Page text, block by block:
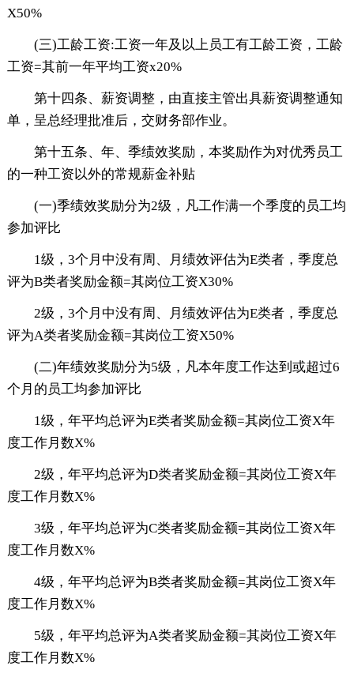
X50%
(三)工龄工资:工资一年及以上员工有工龄工资，工龄
工资=其前一年平均工资x20%
第十四条、薪资调整，由直接主管出具薪资调整通知
单，呈总经理批准后，交财务部作业。
第十五条、年、季绩效奖励，本奖励作为对优秀员工
的一种工资以外的常规薪金补贴
(一)季绩效奖励分为2级，凡工作满一个季度的员工均
参加评比
1级，3个月中没有周、月绩效评估为E类者，季度总
评为B类者奖励金额=其岗位工资X30%
2级，3个月中没有周、月绩效评估为E类者，季度总
评为A类者奖励金额=其岗位工资X50%
(二)年绩效奖励分为5级，凡本年度工作达到或超过6
个月的员工均参加评比
1级，年平均总评为E类者奖励金额=其岗位工资X年
度工作月数X%
2级，年平均总评为D类者奖励金额=其岗位工资X年
度工作月数X%
3级，年平均总评为C类者奖励金额=其岗位工资X年
度工作月数X%
4级，年平均总评为B类者奖励金额=其岗位工资X年
度工作月数X%
5级，年平均总评为A类者奖励金额=其岗位工资X年
度工作月数X%